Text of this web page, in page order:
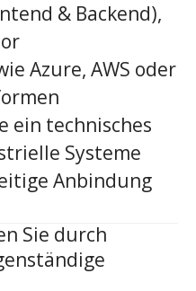
& Backend),
Azure, AWS oder
ein technisches
Systeme
Anbindung
Sie durch